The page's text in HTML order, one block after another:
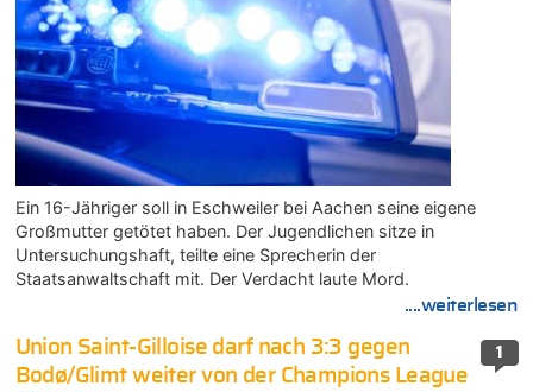
Ein 16-Jähriger soll in Eschweiler bei Aachen seine eigene
Großmutter getötet haben. Der Jugendlichen sitze in
Untersuchungshaft, teilte eine Sprecherin der
Staatsanwaltschaft mit. Der Verdacht laute Mord.
....weiterlesen
1
Union Saint-Gilloise darf nach 3:3 gegen
Bodø/Glimt weiter von der Champions League